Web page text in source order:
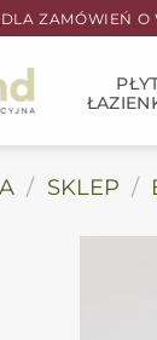
ZAMÓWIEŃ O
/ SKLEP /